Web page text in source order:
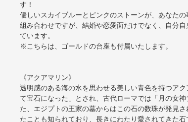
す！
優しいスカイブルーとピンクのストーンが、あなた
組み合わせですが、結婚や恋愛面だけでなく、自分
ています。
※こちらは、ゴールドの台座も付属いたします。
《アクアマリン》
透明感のある海の水を思わせる美しい青色を持つア
て宝石になった」とされ、古代ローマでは「月の女
た、エジプトの王家の墓からはこの石の数珠が発見
たことも知られており、長きにわたり愛されてきた石